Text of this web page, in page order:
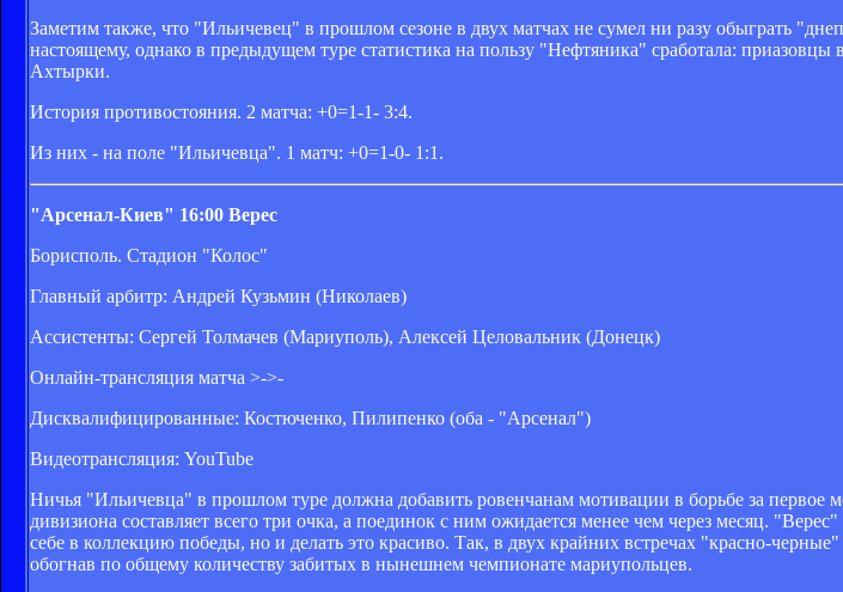
Заметим также, что "Ильичевец" в прошлом сезоне в двух матчах не сумел ни разу обыграть
настоящему, однако в предыдущем туре статистика на пользу "Нефтяника" сработала: приазовцы
Ахтырки.
История противостояния. 2 матча: +0=1-1- 3:4.
Из них - на поле "Ильичевца". 1 матч: +0=1-0- 1:1.
"Арсенал-Киев" 16:00 Верес
Борисполь. Стадион "Колос"
Главный арбитр: Андрей Кузьмин (Николаев)
Ассистенты: Сергей Толмачев (Мариуполь), Алексей Целовальник (Донецк)
Онлайн-трансляция матча >->-
Дисквалифицированные: Костюченко, Пилипенко (оба - "Арсенал")
Видеотрансляция: YouTube
Ничья "Ильичевца" в прошлом туре должна добавить ровенчанам мотивации в борьбе за первое
дивизиона составляет всего три очка, а поединок с ним ожидается менее чем через месяц.
себе в коллекцию победы, но и делать это красиво. Так, в двух крайних встречах "красно-
обогнав по общему количеству забитых в нынешнем чемпионате мариупольцев.